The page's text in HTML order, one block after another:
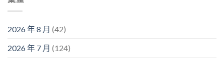
2026 年 8 月 (42)
2026 年 7 月 (124)